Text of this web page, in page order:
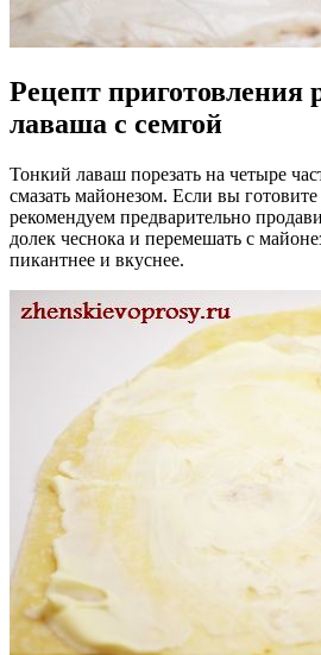
Рецепт приготовления
лаваша с семгой
Тонкий лаваш порезать на четыре
смазать майонезом. Если вы готовите
рекомендуем предварительно
долек чеснока и перемешать с
пикантнее и вкуснее.